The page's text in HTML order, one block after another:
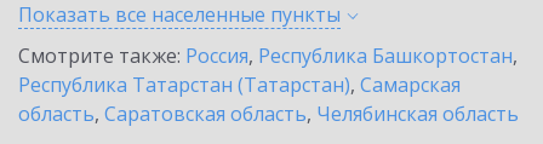
Показать все населенные пункты
Смотрите также: Россия, Республика Башкортостан,
Республика Татарстан (Татарстан), Самарская
область, Саратовская область, Челябинская область